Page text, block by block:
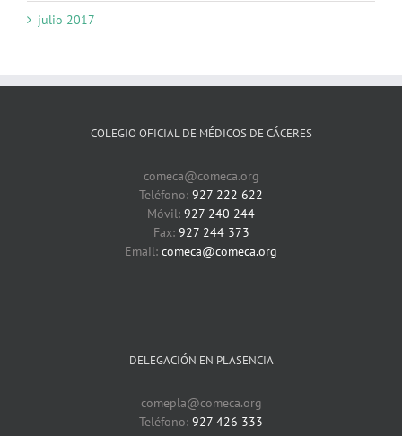
julio 2017
COLEGIO OFICIAL DE MÉDICOS DE CÁCERES
comeca@comeca.org
Teléfono: 927 222 622
Móvil: 927 240 244
Fax: 927 244 373
Email: comeca@comeca.org
DELEGACIÓN EN PLASENCIA
comepla@comeca.org
Teléfono: 927 426 333